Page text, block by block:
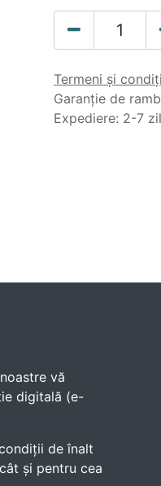
Termeni și
Garanție de
Expediere: 2-7
vă
digitală (e-
de înalt
și pentru cea